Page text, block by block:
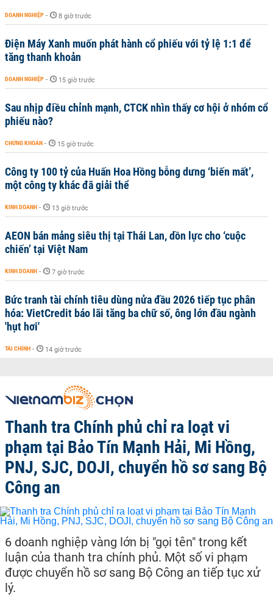
DOANH NGHIỆP - 8 giờ trước
Điện Máy Xanh muốn phát hành cổ phiếu với tỷ lệ 1:1 để
tăng thanh khoản
DOANH NGHIỆP - 15 giờ trước
Sau nhịp điều chỉnh mạnh, CTCK nhìn thấy cơ hội ở nhóm cổ
phiếu nào?
CHỨNG KHOÁN - 15 giờ trước
Công ty 100 tỷ của Huấn Hoa Hồng bỗng dưng ‘biến mất’,
một công ty khác đã giải thể
KINH DOANH - 13 giờ trước
AEON bán mảng siêu thị tại Thái Lan, dồn lực cho ‘cuộc
chiến’ tại Việt Nam
KINH DOANH - 7 giờ trước
Bức tranh tài chính tiêu dùng nửa đầu 2026 tiếp tục phân
hóa: VietCredit báo lãi tăng ba chữ số, ông lớn đầu ngành
'hụt hơi'
TÀI CHÍNH - 14 giờ trước
Thanh tra Chính phủ chỉ ra loạt vi
phạm tại Bảo Tín Mạnh Hải, Mi Hồng,
PNJ, SJC, DOJI, chuyển hồ sơ sang Bộ
Công an
6 doanh nghiệp vàng lớn bị "gọi tên" trong kết
luận của thanh tra chính phủ. Một số vi phạm
được chuyển hồ sơ sang Bộ Công an tiếp tục xử
lý.